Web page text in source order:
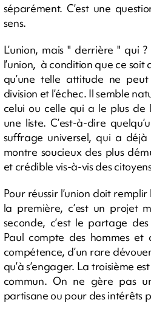
séparément. C’est une
sens.
L’union, mais " derrière " qui
l’union, à condition que ce soit
qu’une telle attitude ne
division et l’échec. Il semble
celui ou celle qui a le plus de
une liste. C’est-à-dire
suffrage universel, qui a
montre soucieux des plus
et crédible vis-à-vis des
Pour réussir l’union doit
la première, c’est un projet
seconde, c’est le partage
Paul compte des hommes et
compétence, d’un rare
qu’à s’engager. La troisième
commun. On ne gère pas
partisane ou pour des intérêts